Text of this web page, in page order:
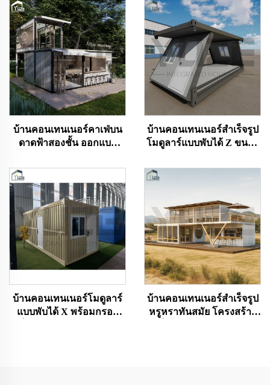
บ้านคอนเทนเนอร์คาเฟ่บน
ดาดฟ้าสองชั้น ออกแบบ
เคาน์เตอร์บาร์เต็มรูปแบบ
บ้านคอนเทนเนอร์สำเร็จรูป
โมดูลาร์แบบพับได้ Z ขนาด
งานกลางแจ้ง ติดตั้งอย่าง
บ้านคอนเทนเนอร์โมดูลาร์
แบบพับได้ X พร้อมกรอบ
บ้านคอนเทนเนอร์สำเร็จรูป
หรูหราทันสมัย โครงสร้าง